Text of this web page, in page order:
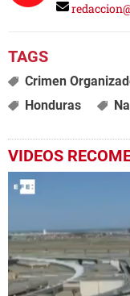
Crimen
Honduras
VIDEOS